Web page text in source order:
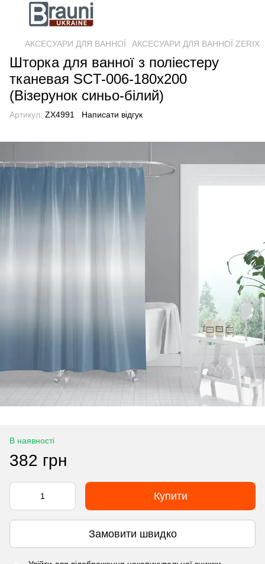
АКСЕСУАРИ ДЛЯ ВАННОЇ АКСЕСУАРИ ДЛЯ ВАННОЇ ZERIX
Шторка для ванної з поліестеру
тканевая SCT-006-180x200
(Візерунок синьо-білий)
Артикул: ZX4991 Написати відгук
В наявності
382 грн
Купити
Замовити швидко